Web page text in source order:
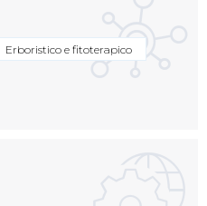
Erboristico e fitoterapico